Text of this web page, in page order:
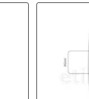
tutkal)
etiketi, demirbaş
Yüksek ve düşük
Gıda etiketi vb.
söz konusudur.